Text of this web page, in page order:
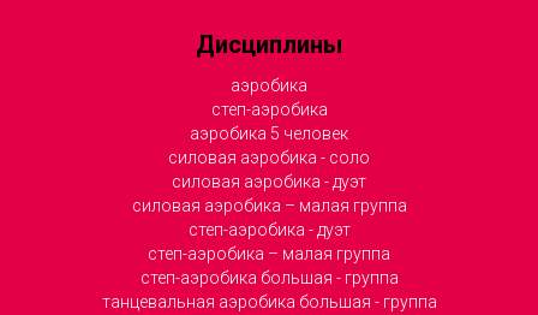
Дисциплины
аэробика
степ-аэробика
аэробика 5 человек
силовая аэробика - соло
силовая аэробика - дуэт
силовая аэробика – малая группа
степ-аэробика - дуэт
степ-аэробика – малая группа
степ-аэробика большая - группа
танцевальная аэробика большая - группа